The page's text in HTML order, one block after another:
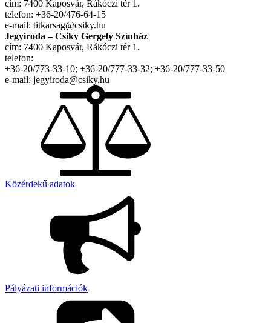
cím: 7400 Kaposvár, Rákóczi tér 1.
telefon: +36-20/476-64-15
e-mail: titkarsag@csiky.hu
Jegyiroda – Csiky Gergely Színház
cím: 7400 Kaposvár, Rákóczi tér 1.
telefon:
+36-20/773-33-10; +36-20/777-33-32; +36-20/777-33-50
e-mail: jegyiroda@csiky.hu
Közérdekű adatok
Pályázati információk